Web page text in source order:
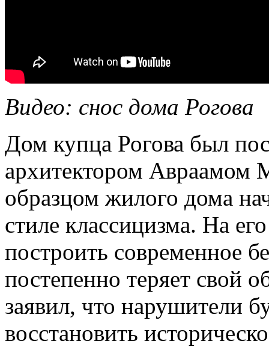
Видео: снос дома Рогова
Дом купца Рогова был
архитектором Авраамом
образцом жилого дома
стиле классицизма. На
построить современное
постепенно теряет свой
заявил, что нарушители
восстановить